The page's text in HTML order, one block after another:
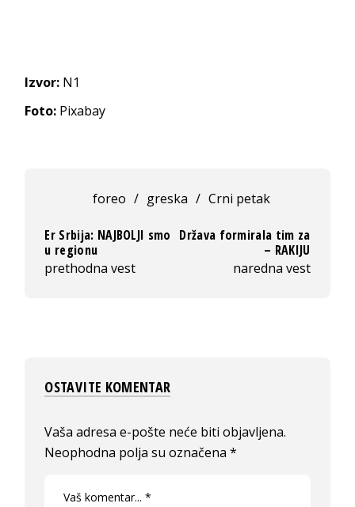
Izvor: N1
Foto: Pixabay
foreo / greska / Crni petak
Er Srbija: NAJBOLJI smo
u regionu
prethodna vest
Država formirala tim za
– RAKIJU
naredna vest
OSTAVITE KOMENTAR
Vaša adresa e-pošte neće biti objavljena.
Neophodna polja su označena*